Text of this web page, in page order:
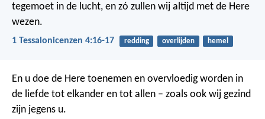
tegemoet in de lucht, en zó zullen wij altijd met de Here
wezen.
1 Tessalonicenzen 4:16-17 redding overlijden hemel
En u doe de Here toenemen en overvloedig worden in
de liefde tot elkander en tot allen – zoals ook wij gezind
zijn jegens u.